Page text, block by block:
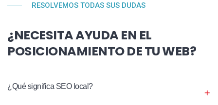
RESOLVEMOS TODAS SUS DUDAS
¿NECESITA AYUDA EN EL
POSICIONAMIENTO DE TU WEB?
¿Qué significa SEO local?